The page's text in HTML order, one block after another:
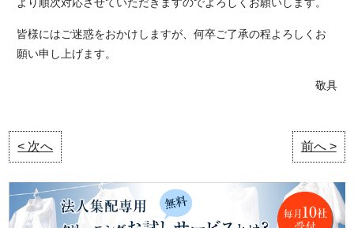
皆様にはご迷惑をおかけしますが、何卒ご了承の程よろしくお
願い申し上げます。
敬具
< 次へ 前へ >